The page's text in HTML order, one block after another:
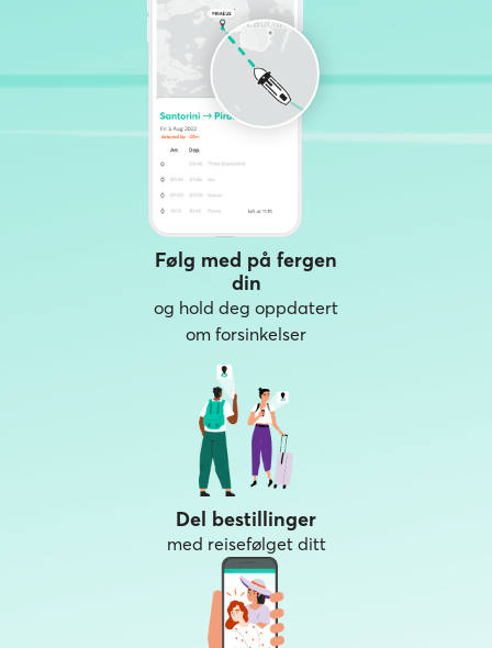
Følg med på fergen
din
og hold deg oppdatert
om forsinkelser
Del bestillinger
med reisefølget ditt